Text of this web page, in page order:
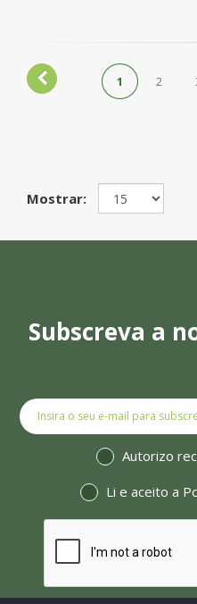
1 2
Mostrar:
Subscreva a
Autorizo
Li e aceito a